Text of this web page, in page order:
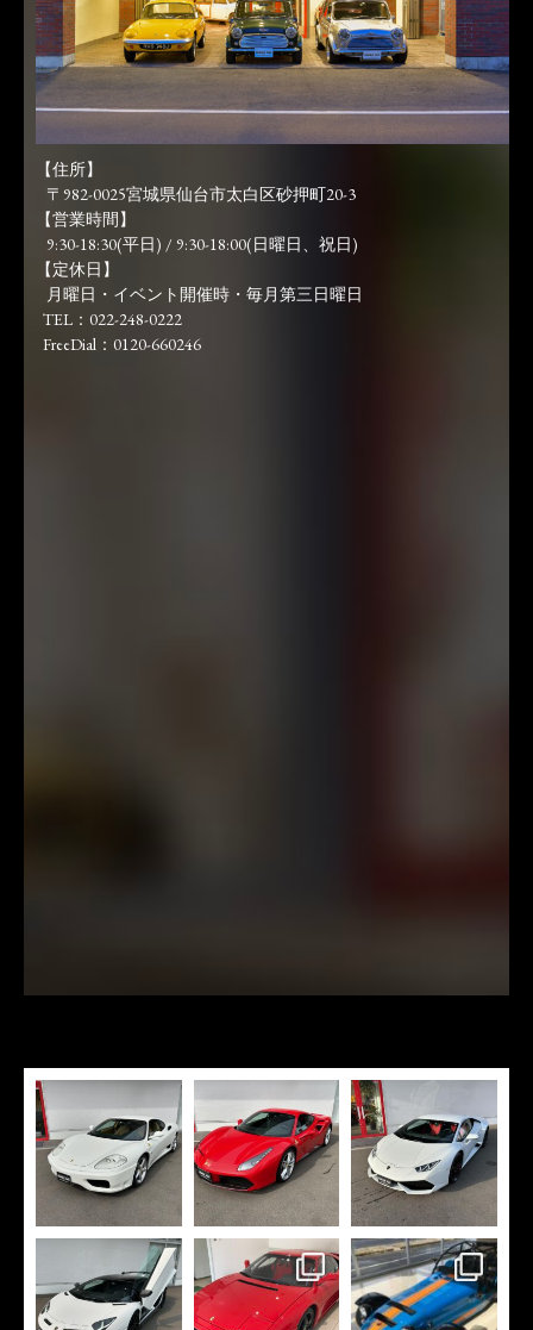
【住所】
〒982-0025宮城県仙台市太白区砂押町20-3
【営業時間】
9:30-18:30(平日) / 9:30-18:00(日曜日、祝日)
【定休日】
月曜日・イベント開催時・毎月第三日曜日
TEL：022-248-0222
FreeDial：0120-660246